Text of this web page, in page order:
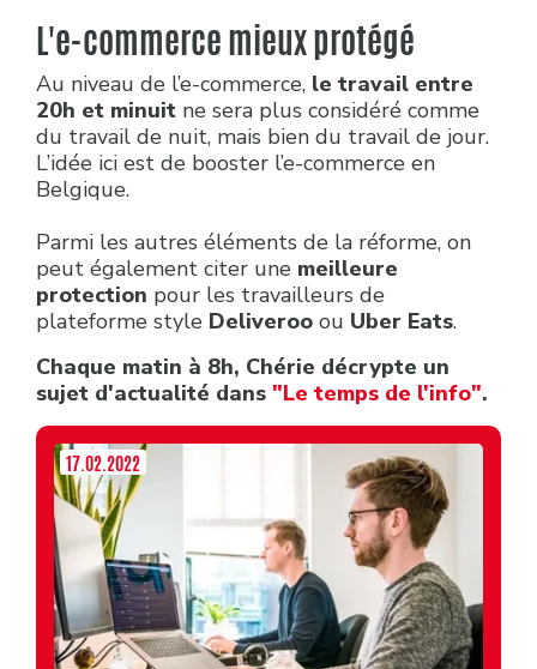
L'e-commerce mieux protégé
Au niveau de l’e-commerce, le travail entre
20h et minuit ne sera plus considéré comme
du travail de nuit, mais bien du travail de jour.
L’idée ici est de booster l’e-commerce en
Belgique.
Parmi les autres éléments de la réforme, on
peut également citer une meilleure
protection pour les travailleurs de
plateforme style Deliveroo ou Uber Eats.
Chaque matin à 8h, Chérie décrypte un
sujet d'actualité dans "Le temps de l'info".
17.02.2022